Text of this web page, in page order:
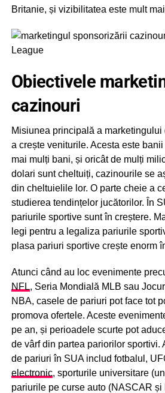
Britanie, și vizibilitatea este mult
Obiectivele
cazinouri
Misiunea principală a
a crește veniturile. Acesta este
mai mulți bani, și oricât de mulți
dolari sunt cheltuiți, cazinourile se
din cheltuielile lor. O parte cheie a
studierea tendințelor jucătorilor. În
pariurile sportive sunt în creștere.
legi pentru a legaliza pariurile
plasa pariuri sportive crește enorm
Atunci când au loc evenimente
NFL, Seria Mondială MLB sau
NBA, casele de pariuri pot face tot
promova ofertele. Aceste
pe an, și perioadele scurte pot
de vârf din partea pariorilor sportivi.
de pariuri în SUA includ fotbalul,
electronic, sporturile universitare
pariurile pe curse auto (NASCAR și